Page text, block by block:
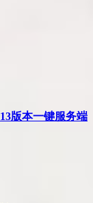
版本一键服务端